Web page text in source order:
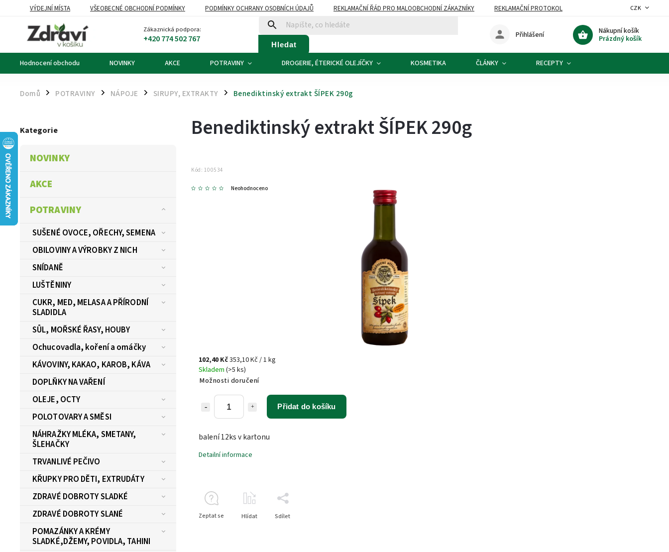
VÝDEJNÍ MÍSTA VŠEOBECNÉ OBCHODNÍ PODMÍNKY PODMÍNKY OCHRANY OSOBNÍCH ÚDAJŮ REKLAMAČNÍ ŘÁD PRO MALOOBCHODNÍ ZÁKAZNÍKY
REKLAMAČNÍ PROTOKOL
OZNÁMENÍ O ODSTOUPENÍ OD KUPNÍ SMLOUVY
KONTAKTY
CZK
Zákaznická podpora:
+420 774 502 767 Hledat
Nákupní košík
Prázdný košík
Přihlášení
Hodnocení obchodu NOVINKY AKCE POTRAVINY DROGERIE, ÉTERICKÉ OLEJÍČKY KOSMETIKA ČLÁNKY RECEPTY
Domů / POTRAVINY / NÁPOJE / SIRUPY, EXTRAKTY / Benediktinský extrakt ŠÍPEK 290g
Kategorie
NOVINKY
AKCE
POTRAVINY
SUŠENÉ OVOCE, OŘECHY, SEMENA
OBILOVINY A VÝROBKY Z NICH
SNÍDANĚ
LUŠTĚNINY
CUKR, MED, MELASA A PŘÍRODNÍ
SLADIDLA
SŮL, MOŘSKÉ ŘASY, HOUBY
Ochucovadla, koření a omáčky
KÁVOVINY, KAKAO, KAROB, KÁVA
DOPLŇKY NA VAŘENÍ
OLEJE, OCTY
POLOTOVARY A SMĚSI
NÁHRAŽKY MLÉKA, SMETANY,
ŠLEHAČKY
TRVANLIVÉ PEČIVO
KŘUPKY PRO DĚTI, EXTRUDÁTY
ZDRAVÉ DOBROTY SLADKÉ
ZDRAVÉ DOBROTY SLANÉ
POMAZÁNKY A KRÉMY
SLADKÉ,DŽEMY, POVIDLA, TAHINI
Benediktinský extrakt ŠÍPEK 290g
Kód: 100534
Neohodnoceno
102,40 Kč353,10 Kč / 1 kg
Skladem (>5 ks)
Možnosti doručení
Přidat do košíku
balení 12ks v kartonu
Detailní informace
Zeptat se Hlídat Sdílet